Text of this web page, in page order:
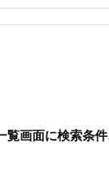
面に検索条件